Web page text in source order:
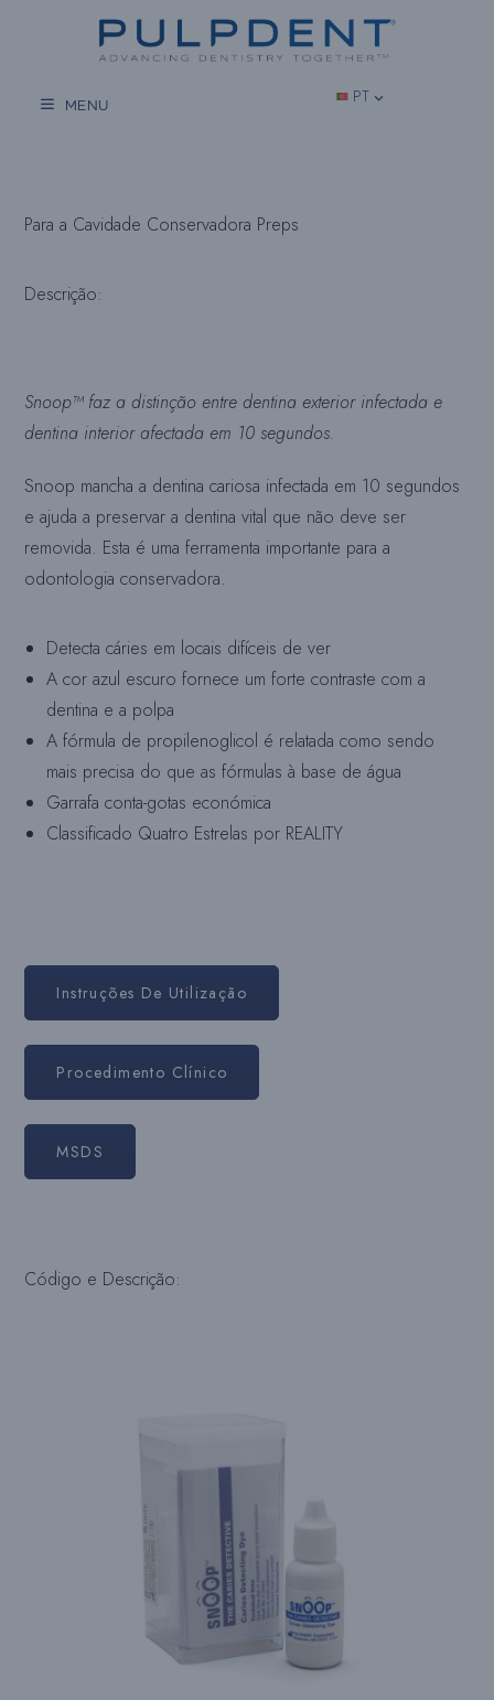
conteúdo
MENU PT
Para a Cavidade Conservadora Preps
Descrição:
Snoop™ faz a distinção entre dentina exterior infectada e
dentina interior afectada em 10 segundos.
Snoop mancha a dentina cariosa infectada em 10 segundos
e ajuda a preservar a dentina vital que não deve ser
removida. Esta é uma ferramenta importante para a
odontologia conservadora.
Detecta cáries em locais difíceis de ver
A cor azul escuro fornece um forte contraste com a
dentina e a polpa
A fórmula de propilenoglicol é relatada como sendo
mais precisa do que as fórmulas à base de água
Garrafa conta-gotas económica
Classificado Quatro Estrelas por REALITY
Instruções De Utilização
Procedimento Clínico
MSDS
Código e Descrição: